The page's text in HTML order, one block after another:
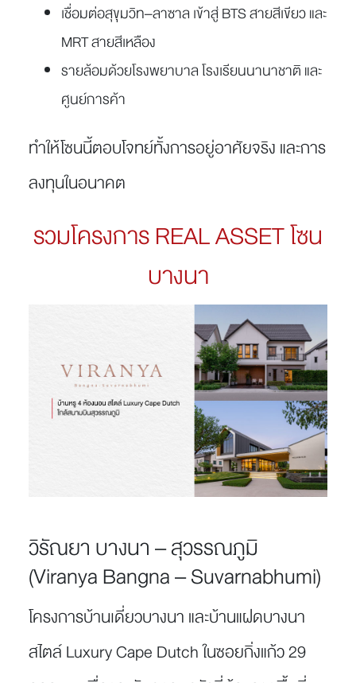
เชื่อมต่อสุขุมวิท–ลาซาล เข้าสู่ BTS สายสีเขียว และ
MRT สายสีเหลือง
รายล้อมด้วยโรงพยาบาล โรงเรียนนานาชาติ และ
ศูนย์การค้า
ทำให้โซนนี้ตอบโจทย์ทั้งการอยู่อาศัยจริง และการ
ลงทุนในอนาคต
รวมโครงการ REAL ASSET โซน
บางนา
วิรัณยา บางนา – สุวรรณภูมิ
(Viranya Bangna – Suvarnabhumi)
โครงการบ้านเดี่ยวบางนา และบ้านแฝดบางนา
สไตล์ Luxury Cape Dutch ในซอยกิ่งแก้ว 29